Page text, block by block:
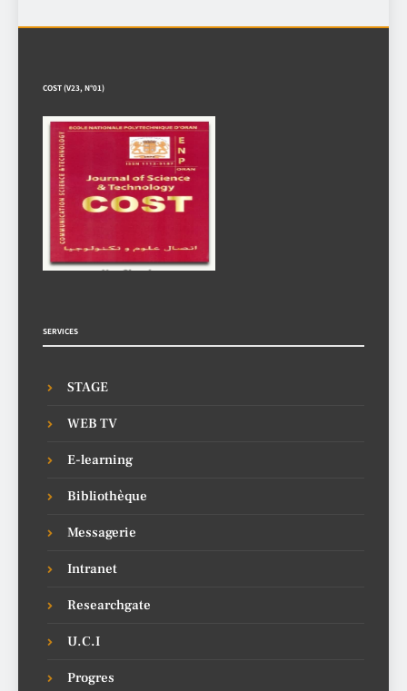
COST (V23, N°01)
SERVICES
STAGE
WEB TV
E-learning
Bibliothèque
Messagerie
Intranet
Researchgate
U.C.I
Progres